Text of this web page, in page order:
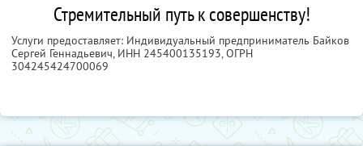
Стремительный путь к совершенству!
Услуги предоставляет: Индивидуальный предприниматель Байков
Сергей Геннадьевич, ИНН 245400135193, ОГРН
304245424700069